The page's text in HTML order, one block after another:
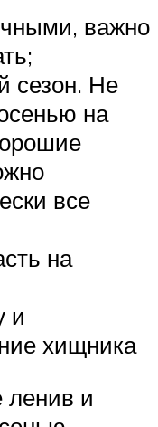
важно
сезон. Не
на
все
на
и
хищника
и